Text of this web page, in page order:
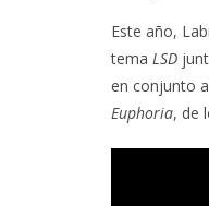
Este año,
tema LSD
en conjunto
Euphoria, de